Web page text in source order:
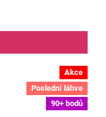
Akce
Poslední láhve
90+ bodů